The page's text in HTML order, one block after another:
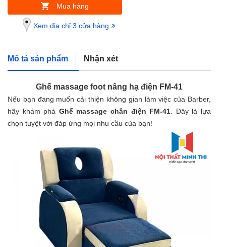
Mua hàng
Xem địa chỉ 3 cửa hàng
Mô tả sản phẩm Nhận xét
Ghế massage foot nâng hạ điện FM-41
Nếu bạn đang muốn cải thiện không gian làm việc của Barber,
hãy khám phá Ghế massage chân điện FM-41 . Đây là lựa
chọn tuyệt vời đáp ứng mọi nhu cầu của bạn!